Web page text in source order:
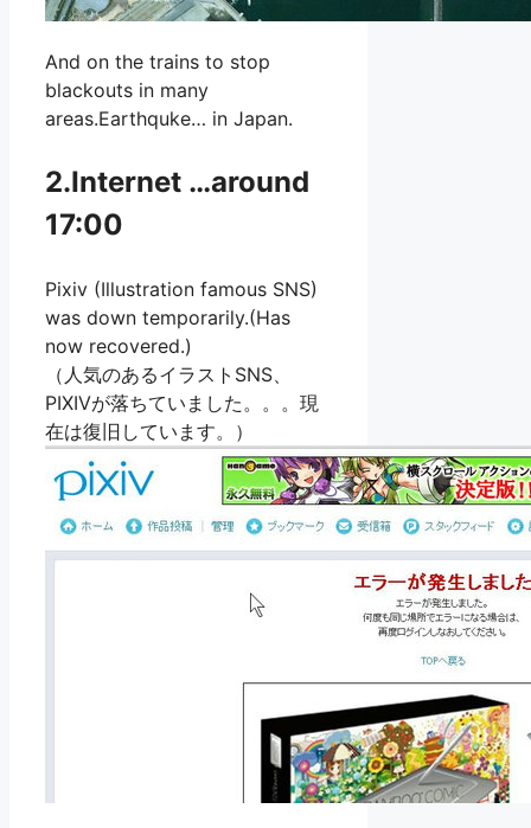
And on the trains to stop
blackouts in many
areas.Earthquke… in Japan.
2.Internet …around
17:00
Pixiv (Illustration famous SNS)
was down temporarily.(Has
now recovered.)
（人気のあるイラストSNS、
PIXIVが落ちていました。。。現
在は復旧しています。）